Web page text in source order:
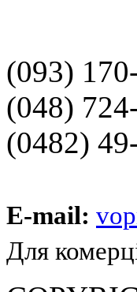
(093)
(048)
(0482)
E-mail:
Для